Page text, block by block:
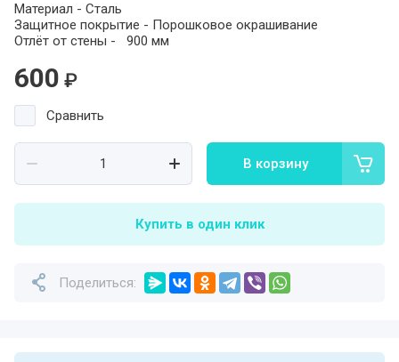
Материал - Сталь
Защитное покрытие - Порошковое окрашивание
Отлёт от стены - 900 мм
600 ₽
Сравнить
В корзину
Купить в один клик
Поделиться: